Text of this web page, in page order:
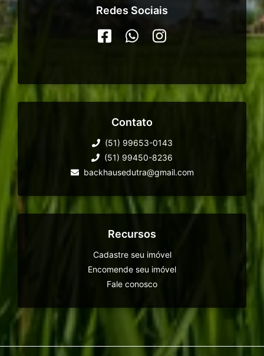
Redes Sociais
Contato
(51) 99653-0143
(51) 99450-8236
backhausedutra@gmail.com
Recursos
Cadastre seu imóvel
Encomende seu imóvel
Fale conosco